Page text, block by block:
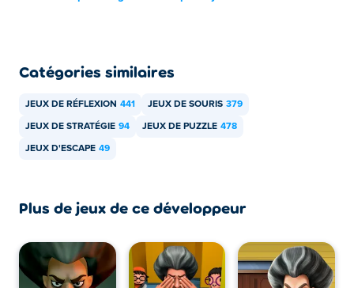
Catégories similaires
JEUX DE RÉFLEXION 441 JEUX DE SOURIS 379
JEUX DE STRATÉGIE 94 JEUX DE PUZZLE 478
JEUX D'ESCAPE 49
Plus de jeux de ce développeur